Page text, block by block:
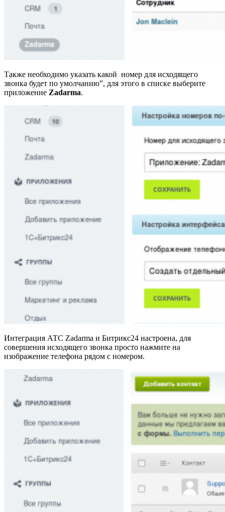
Также необходимо указать какой номер для исходящего
звонка будет по умолчанию”, для этого в списке выберите
приложение Zadarma.
Интеграция АТС Zadarma и Битрикс24 настроена, для
совершения исходящего звонка просто нажмите на
изображение телефона рядом с номером.